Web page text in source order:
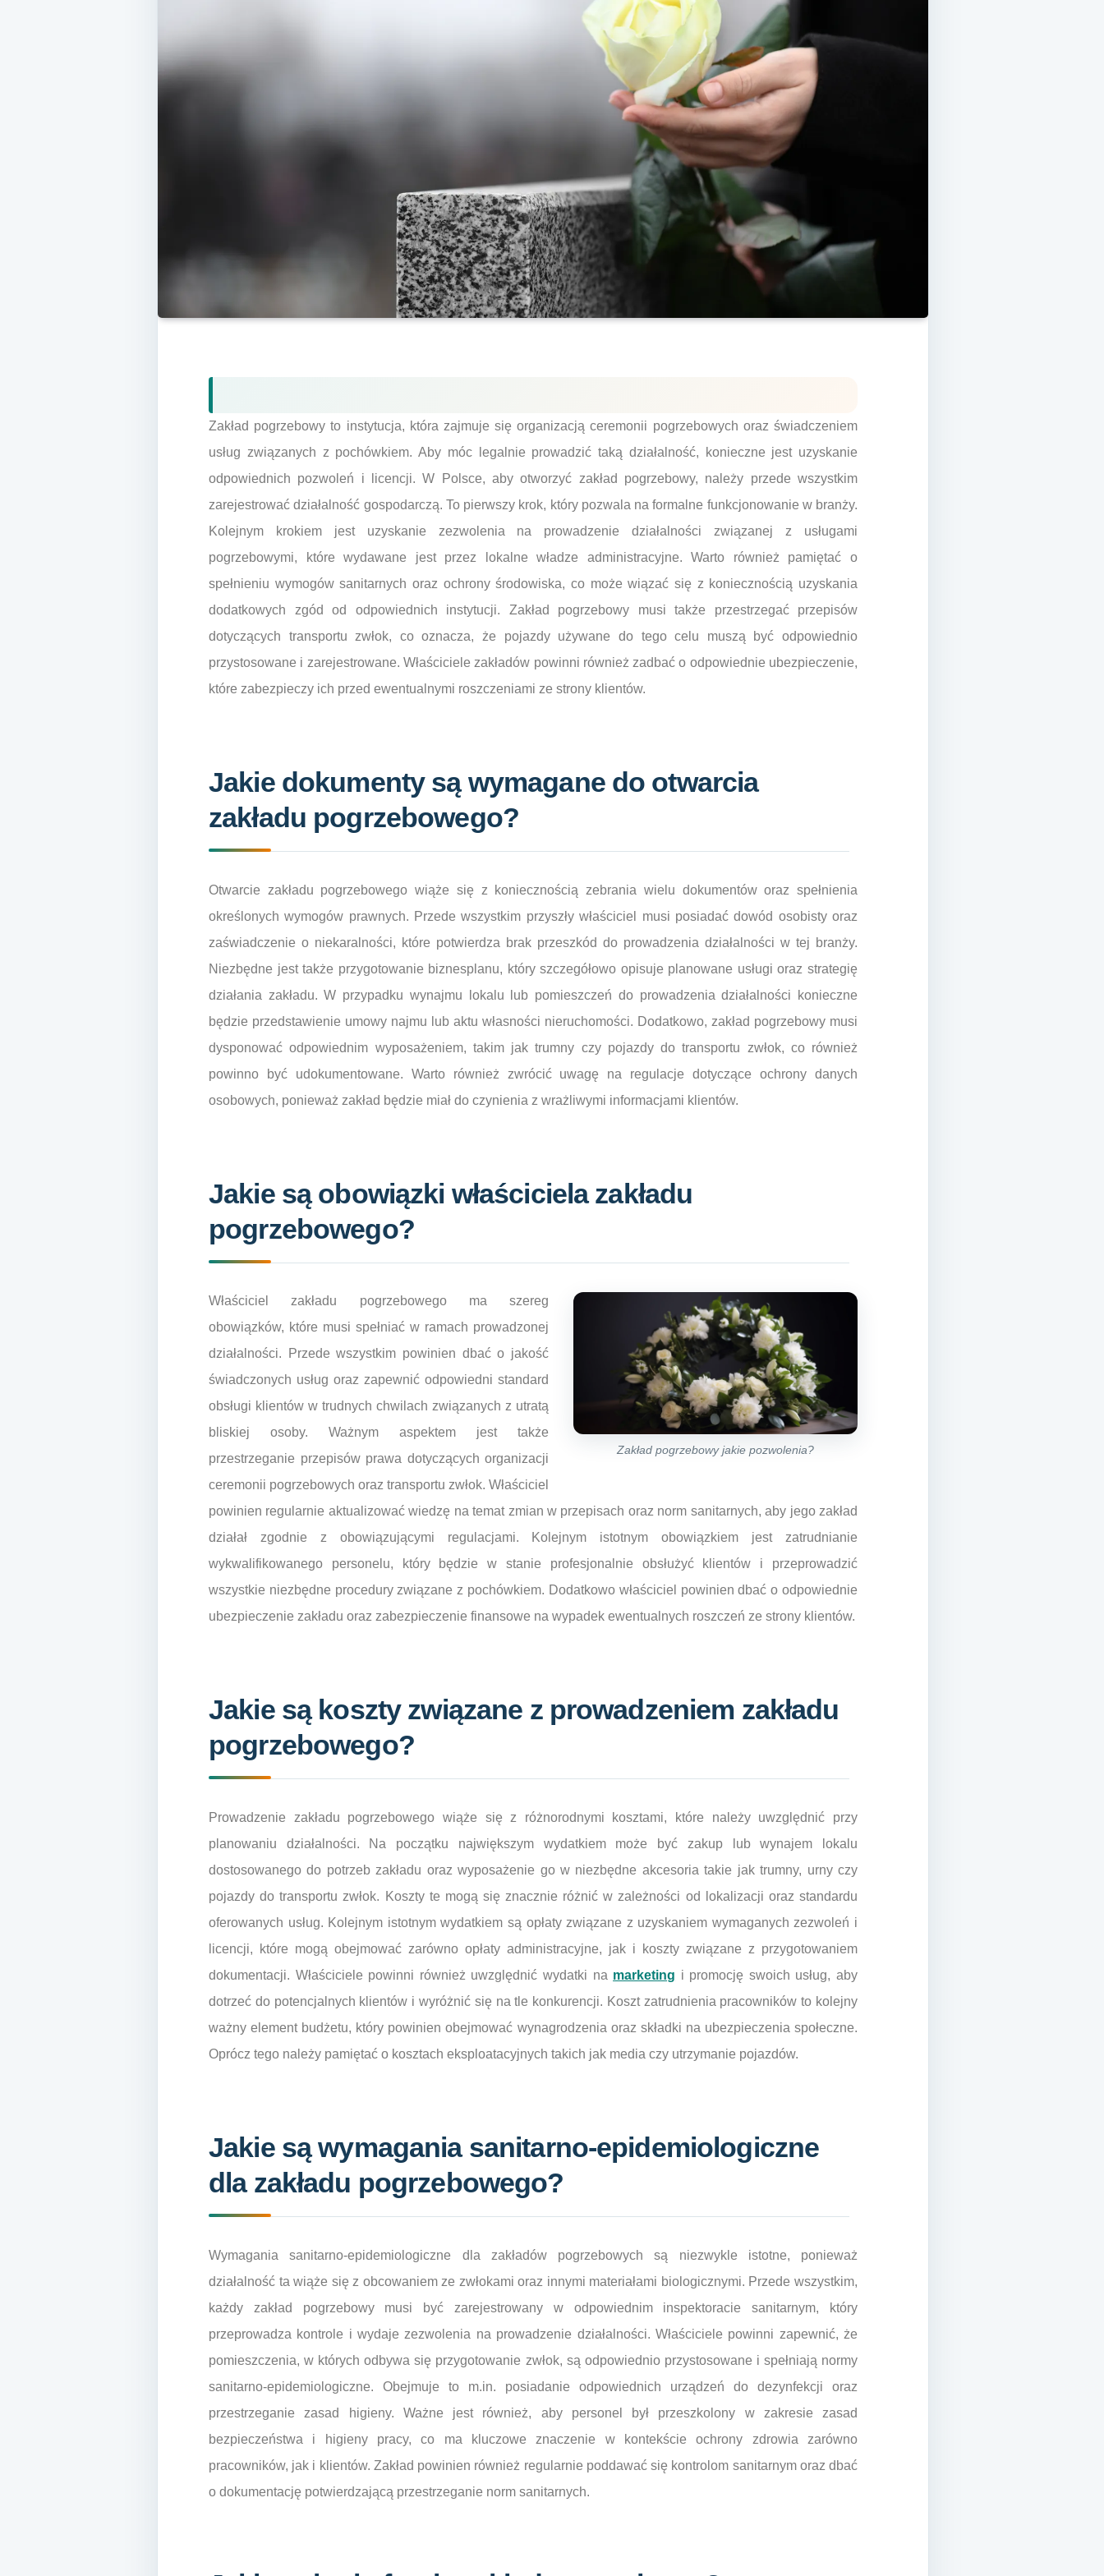
Zakład pogrzebowy to instytucja, która zajmuje się organizacją ceremonii pogrzebowych oraz świadczeniem
usług związanych z pochówkiem. Aby móc legalnie prowadzić taką działalność, konieczne jest uzyskanie
odpowiednich pozwoleń i licencji. W Polsce, aby otworzyć zakład pogrzebowy, należy przede wszystkim
zarejestrować działalność gospodarczą. To pierwszy krok, który pozwala na formalne funkcjonowanie w branży.
Kolejnym krokiem jest uzyskanie zezwolenia na prowadzenie działalności związanej z usługami
pogrzebowymi, które wydawane jest przez lokalne władze administracyjne. Warto również pamiętać o
spełnieniu wymogów sanitarnych oraz ochrony środowiska, co może wiązać się z koniecznością uzyskania
dodatkowych zgód od odpowiednich instytucji. Zakład pogrzebowy musi także przestrzegać przepisów
dotyczących transportu zwłok, co oznacza, że pojazdy używane do tego celu muszą być odpowiednio
przystosowane i zarejestrowane. Właściciele zakładów powinni również zadbać o odpowiednie ubezpieczenie,
które zabezpieczy ich przed ewentualnymi roszczeniami ze strony klientów.
Jakie dokumenty są wymagane do otwarcia
zakładu pogrzebowego?
Otwarcie zakładu pogrzebowego wiąże się z koniecznością zebrania wielu dokumentów oraz spełnienia
określonych wymogów prawnych. Przede wszystkim przyszły właściciel musi posiadać dowód osobisty oraz
zaświadczenie o niekaralności, które potwierdza brak przeszkód do prowadzenia działalności w tej branży.
Niezbędne jest także przygotowanie biznesplanu, który szczegółowo opisuje planowane usługi oraz strategię
działania zakładu. W przypadku wynajmu lokalu lub pomieszczeń do prowadzenia działalności konieczne
będzie przedstawienie umowy najmu lub aktu własności nieruchomości. Dodatkowo, zakład pogrzebowy musi
dysponować odpowiednim wyposażeniem, takim jak trumny czy pojazdy do transportu zwłok, co również
powinno być udokumentowane. Warto również zwrócić uwagę na regulacje dotyczące ochrony danych
osobowych, ponieważ zakład będzie miał do czynienia z wrażliwymi informacjami klientów.
Jakie są obowiązki właściciela zakładu
pogrzebowego?
Zakład pogrzebowy jakie pozwolenia?
Właściciel zakładu pogrzebowego ma szereg
obowiązków, które musi spełniać w ramach prowadzonej
działalności. Przede wszystkim powinien dbać o jakość
świadczonych usług oraz zapewnić odpowiedni standard
obsługi klientów w trudnych chwilach związanych z utratą
bliskiej osoby. Ważnym aspektem jest także
przestrzeganie przepisów prawa dotyczących organizacji
ceremonii pogrzebowych oraz transportu zwłok. Właściciel
powinien regularnie aktualizować wiedzę na temat zmian w przepisach oraz norm sanitarnych, aby jego zakład
działał zgodnie z obowiązującymi regulacjami. Kolejnym istotnym obowiązkiem jest zatrudnianie
wykwalifikowanego personelu, który będzie w stanie profesjonalnie obsłużyć klientów i przeprowadzić
wszystkie niezbędne procedury związane z pochówkiem. Dodatkowo właściciel powinien dbać o odpowiednie
ubezpieczenie zakładu oraz zabezpieczenie finansowe na wypadek ewentualnych roszczeń ze strony klientów.
Jakie są koszty związane z prowadzeniem zakładu
pogrzebowego?
Prowadzenie zakładu pogrzebowego wiąże się z różnorodnymi kosztami, które należy uwzględnić przy
planowaniu działalności. Na początku największym wydatkiem może być zakup lub wynajem lokalu
dostosowanego do potrzeb zakładu oraz wyposażenie go w niezbędne akcesoria takie jak trumny, urny czy
pojazdy do transportu zwłok. Koszty te mogą się znacznie różnić w zależności od lokalizacji oraz standardu
oferowanych usług. Kolejnym istotnym wydatkiem są opłaty związane z uzyskaniem wymaganych zezwoleń i
licencji, które mogą obejmować zarówno opłaty administracyjne, jak i koszty związane z przygotowaniem
dokumentacji. Właściciele powinni również uwzględnić wydatki na marketing i promocję swoich usług, aby
dotrzeć do potencjalnych klientów i wyróżnić się na tle konkurencji. Koszt zatrudnienia pracowników to kolejny
ważny element budżetu, który powinien obejmować wynagrodzenia oraz składki na ubezpieczenia społeczne.
Oprócz tego należy pamiętać o kosztach eksploatacyjnych takich jak media czy utrzymanie pojazdów.
Jakie są wymagania sanitarno-epidemiologiczne
dla zakładu pogrzebowego?
Wymagania sanitarno-epidemiologiczne dla zakładów pogrzebowych są niezwykle istotne, ponieważ
działalność ta wiąże się z obcowaniem ze zwłokami oraz innymi materiałami biologicznymi. Przede wszystkim,
każdy zakład pogrzebowy musi być zarejestrowany w odpowiednim inspektoracie sanitarnym, który
przeprowadza kontrole i wydaje zezwolenia na prowadzenie działalności. Właściciele powinni zapewnić, że
pomieszczenia, w których odbywa się przygotowanie zwłok, są odpowiednio przystosowane i spełniają normy
sanitarno-epidemiologiczne. Obejmuje to m.in. posiadanie odpowiednich urządzeń do dezynfekcji oraz
przestrzeganie zasad higieny. Ważne jest również, aby personel był przeszkolony w zakresie zasad
bezpieczeństwa i higieny pracy, co ma kluczowe znaczenie w kontekście ochrony zdrowia zarówno
pracowników, jak i klientów. Zakład powinien również regularnie poddawać się kontrolom sanitarnym oraz dbać
o dokumentację potwierdzającą przestrzeganie norm sanitarnych.